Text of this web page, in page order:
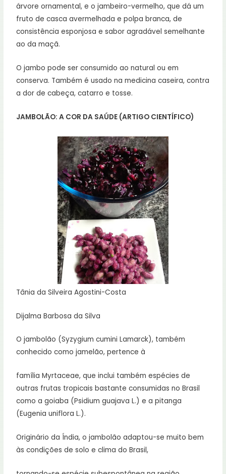
árvore ornamental, e o jambeiro-vermelho, que dá um
fruto de casca avermelhada e polpa branca, de
consistência esponjosa e sabor agradável semelhante
ao da maçã.
O jambo pode ser consumido ao natural ou em
conserva. Também é usado na medicina caseira, contra
a dor de cabeça, catarro e tosse.
JAMBOLÃO: A COR DA SAÚDE (ARTIGO CIENTÍFICO)
Tânia da Silveira Agostini-Costa
Dijalma Barbosa da Silva
O jambolão (Syzygium cumini Lamarck), também
conhecido como jamelão, pertence à
família Myrtaceae, que inclui também espécies de
outras frutas tropicais bastante consumidas no Brasil
como a goiaba (Psidium guajava L.) e a pitanga
(Eugenia uniflora L.).
Originário da Índia, o jambolão adaptou-se muito bem
às condições de solo e clima do Brasil,